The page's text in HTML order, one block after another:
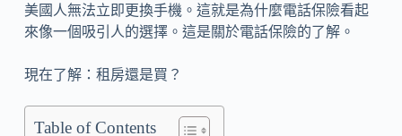
美國人無法立即更換手機。這就是為什麼電話保險看起
來像一個吸引人的選擇。這是關於電話保險的了解。
現在了解：租房還是買？
Table of Contents